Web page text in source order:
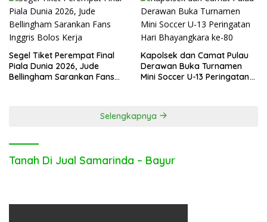
Segel Tiket Perempat Final
Piala Dunia 2026, Jude
Bellingham Sarankan Fans
Kapolsek dan Camat Pulau
Derawan Buka Turnamen
Mini Soccer U-13 Peringatan
Selengkapnya
Tanah Di Jual Samarinda – Bayur